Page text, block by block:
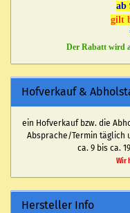
ab
gilt
Der Rabatt wird
Hofverkauf &
ein Hofverkauf bzw. die
Absprache/Termin täglich
ca. 9 bis ca.
Wir
Hersteller Info